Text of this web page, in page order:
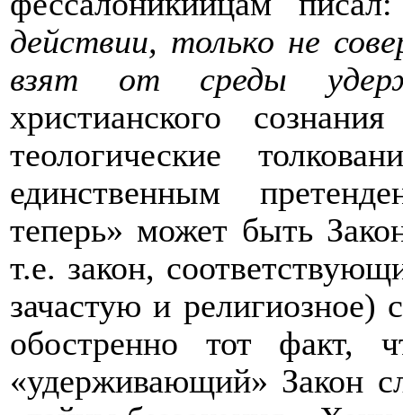
действии, только не
взят от среды
христианского
теологические
единственным
теперь» может быть
т.е. закон,
зачастую и религиозное)
обостренно тот
«удерживающий» Закон